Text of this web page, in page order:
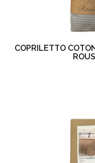
COPRILETTO